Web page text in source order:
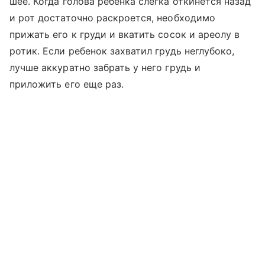
и рот достаточно раскроется, необходимо
прижать его к груди и вкатить сосок и ареолу в
ротик. Если ребенок захватил грудь неглубоко,
лучше аккуратно забрать у него грудь и
приложить его еще раз.